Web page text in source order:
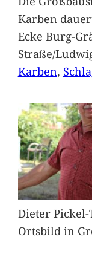
Karben
Ecke Burg-
Straße/
Karben,
Dieter
Ortsbild in